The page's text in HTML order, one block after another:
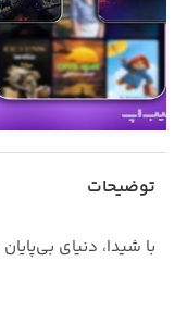
توضیحات
با شیدا، دنیای